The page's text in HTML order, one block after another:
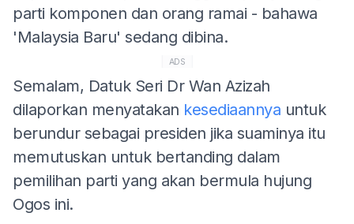
parti komponen dan orang ramai - bahawa
'Malaysia Baru' sedang dibina.
ADS
Semalam, Datuk Seri Dr Wan Azizah
dilaporkan menyatakan kesediaannya untuk
berundur sebagai presiden jika suaminya itu
memutuskan untuk bertanding dalam
pemilihan parti yang akan bermula hujung
Ogos ini.